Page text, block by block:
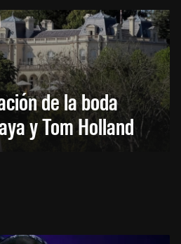
de la boda
y Tom Holland